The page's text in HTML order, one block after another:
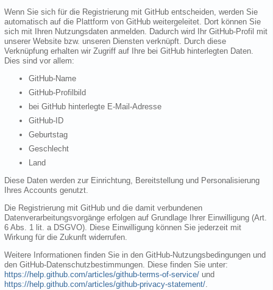
Wenn Sie sich für die Registrierung mit GitHub entscheiden, werden Sie
automatisch auf die Plattform von GitHub weitergeleitet. Dort können Sie
sich mit Ihren Nutzungsdaten anmelden. Dadurch wird Ihr GitHub-Profil mit
unserer Website bzw. unseren Diensten verknüpft. Durch diese
Verknüpfung erhalten wir Zugriff auf Ihre bei GitHub hinterlegten Daten.
Dies sind vor allem:
GitHub-Name
GitHub-Profilbild
bei GitHub hinterlegte E-Mail-Adresse
GitHub-ID
Geburtstag
Geschlecht
Land
Diese Daten werden zur Einrichtung, Bereitstellung und Personalisierung
Ihres Accounts genutzt.
Die Registrierung mit GitHub und die damit verbundenen
Datenverarbeitungsvorgänge erfolgen auf Grundlage Ihrer Einwilligung (Art.
6 Abs. 1 lit. a DSGVO). Diese Einwilligung können Sie jederzeit mit
Wirkung für die Zukunft widerrufen.
Weitere Informationen finden Sie in den GitHub-Nutzungsbedingungen und
den GitHub-Datenschutzbestimmungen. Diese finden Sie unter:
https://help.github.com/articles/github-terms-of-service/ und
https://help.github.com/articles/github-privacy-statement/.